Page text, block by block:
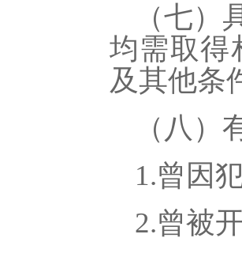
（七
均需取得
及其他条
（八
1.曾因
2.曾被